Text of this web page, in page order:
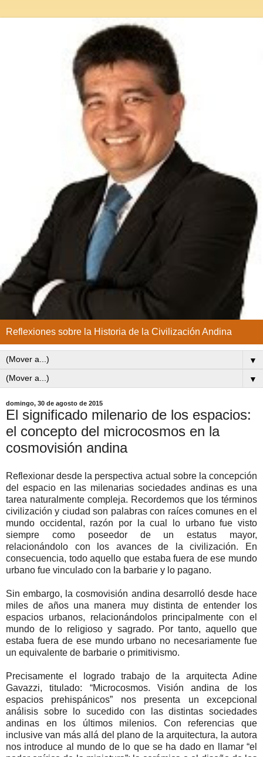
Reflexiones sobre la Historia de la Civilización Andina
▼
▼
domingo, 30 de agosto de 2015
El significado milenario de los espacios:
el concepto del microcosmos en la
cosmovisión andina
Reflexionar desde la perspectiva actual sobre la concepción
del espacio en las milenarias sociedades andinas es una
tarea naturalmente compleja. Recordemos que los términos
civilización y ciudad son palabras con raíces comunes en el
mundo occidental, razón por la cual lo urbano fue visto
siempre como poseedor de un estatus mayor,
relacionándolo con los avances de la civilización. En
consecuencia, todo aquello que estaba fuera de ese mundo
urbano fue vinculado con la barbarie y lo pagano.
Sin embargo, la cosmovisión andina desarrolló desde hace
miles de años una manera muy distinta de entender los
espacios urbanos, relacionándolos principalmente con el
mundo de lo religioso y sagrado. Por tanto, aquello que
estaba fuera de ese mundo urbano no necesariamente fue
un equivalente de barbarie o primitivismo.
Precisamente el logrado trabajo de la arquitecta Adine
Gavazzi, titulado: “Microcosmos. Visión andina de los
espacios prehispánicos”
nos presenta un excepcional
análisis sobre lo sucedido con las distintas sociedades
andinas en los últimos milenios. Con referencias que
inclusive van más allá del plano de la arquitectura, la autora
nos introduce al mundo de lo que se ha dado en llamar “el